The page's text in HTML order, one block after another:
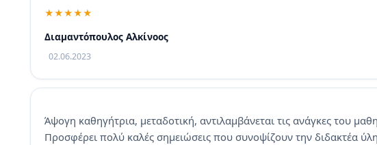
Διαμαντόπουλος Αλκίνοος
02.06.2023
Άψογη καθηγήτρια, μεταδοτική, αντιλαμβάνεται τις ανάγκες του
Προσφέρει πολύ καλές σημειώσεις που συνοψίζουν την διδακτέα